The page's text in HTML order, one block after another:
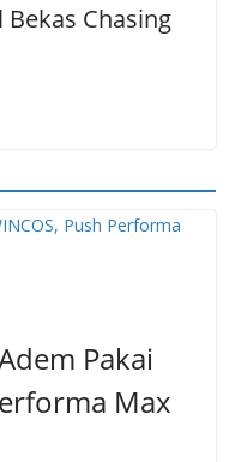
Chasing
Pakai
Max